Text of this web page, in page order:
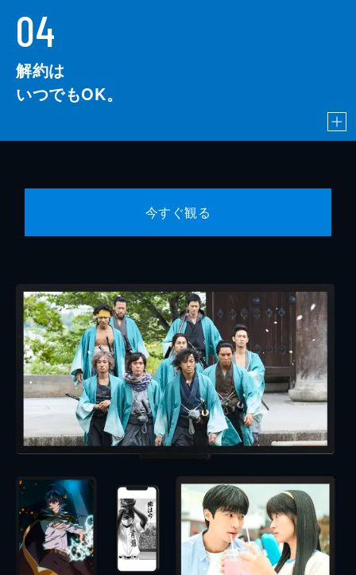
04
解約は
いつでもOK。
今すぐ観る